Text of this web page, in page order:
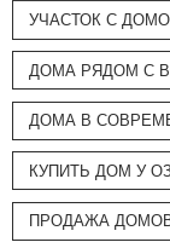
УЧАСТОК С
ДОМА РЯДОМ С
ДОМА В
КУПИТЬ ДОМ У
ПРОДАЖА